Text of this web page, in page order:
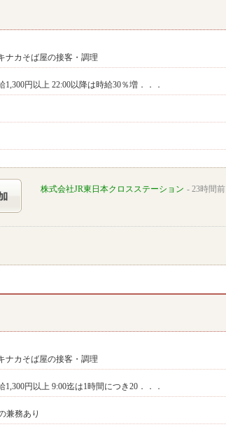
ナカそば屋の接客・調理
1,300円以上 22:00以降は時給30％増．．．
株式会社JR東日本クロスステーション 23時間前
ナカそば屋の接客・調理
1,300円以上 9:00迄は1時間につき20．．．
兼務あり